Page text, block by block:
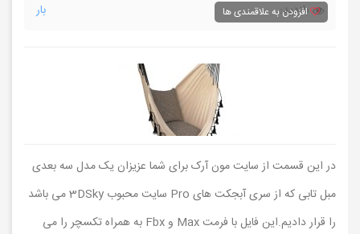
بازدید:
بار افزودن به علاقمندی ها
در این قسمت از سایت مون آرک برای شما عزیزان یک مدل سه بعدی
مبل تابی که از سری آبجکت های Pro سایت محبوب 3DSky می باشد
را قرار دادیم.این فایل با فرمت Max و Fbx به همراه تکسچر را می